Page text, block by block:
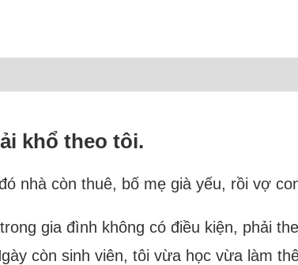
khổ theo tôi.
nhà còn thuê, bố mẹ già yếu, rồi vợ
gia đình không có điều kiện, phải
còn sinh viên, tôi vừa học vừa làm